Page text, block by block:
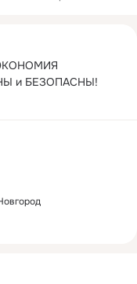
ЭКОНОМИЯ
и БЕЗОПАСНЫ!